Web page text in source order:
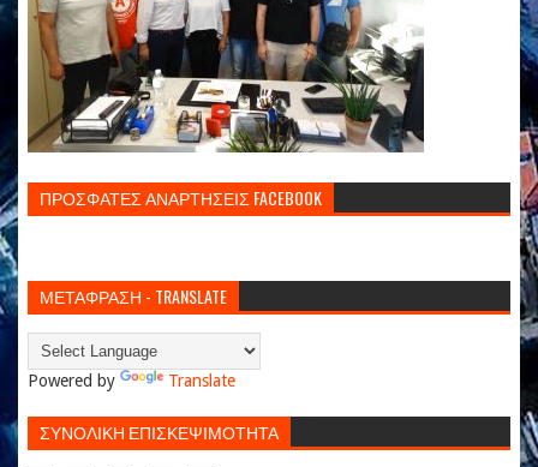
ΠΡΟΣΦΑΤΕΣ ΑΝΑΡΤΗΣΕΙΣ FACEBOOK
ΜΕΤΑΦΡΑΣΗ - TRANSLATE
Powered by Translate
ΣΥΝΟΛΙΚΗ ΕΠΙΣΚΕΨΙΜΟΤΗΤΑ